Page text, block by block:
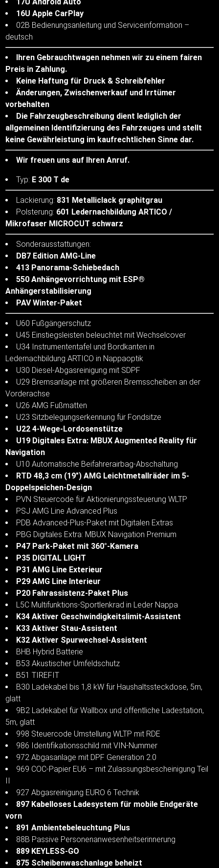
16U Apple CarPlay
02B Bedienungsanleitung und Serviceinformation –
deutsch
Ihren Gebrauchtwagen nehmen wir zu einem fairen
Preis in Zahlung.
Keine Haftung für Druck & Schreibfehler
Änderungen, Zwischenverkauf und Irrtümer
vorbehalten
Die Fahrzeugbeschreibung dient lediglich der
allgemeinen Identifizierung des Fahrzeuges und stellt
keine Gewährleistung im kaufrechtlichen Sinne dar.
Wir freuen uns auf Ihren Anruf.
Typ: E 300 T de
Lackierung: 831 Metalliclack graphitgrau
Polsterung: 601 Ledernachbildung ARTICO /
Mikrofaser MICROCUT schwarz
Sonderausstattungen:
DB7 Edition AMG-Line
413 Panorama-Schiebedach
550 Anhängevorrichtung mit ESP®
Anhängerstabilisierung
PAV Winter-Paket
U60 Fußgängerschutz
U45 Einstiegsleisten beleuchtet mit Wechselcover
U34 Instrumententafel und Bordkanten in
Ledernachbildung ARTICO in Nappaoptik
U30 Diesel-Abgasreinigung mit SDPF
U29 Bremsanlage mit größeren Bremsscheiben an der
Vorderachse
U26 AMG Fußmatten
U23 Sitzbelegungserkennung für Fondsitze
U22 4-Wege-Lordosenstütze
U19 Digitales Extra: MBUX Augmented Reality für
Navigation
U10 Automatische Beifahrerairbag-Abschaltung
RTD 48,3 cm (19") AMG Leichtmetallräder im 5-
Doppelspeichen-Design
PVN Steuercode für Aktionierungssteuerung WLTP
PSJ AMG Line Advanced Plus
PDB Advanced-Plus-Paket mit Digitalen Extras
PBG Digitales Extra: MBUX Navigation Premium
P47 Park-Paket mit 360°-Kamera
P35 DIGITAL LIGHT
P31 AMG Line Exterieur
P29 AMG Line Interieur
P20 Fahrassistenz-Paket Plus
L5C Multifunktions-Sportlenkrad in Leder Nappa
K34 Aktiver Geschwindigkeitslimit-Assistent
K33 Aktiver Stau-Assistent
K32 Aktiver Spurwechsel-Assistent
BHB Hybrid Batterie
B53 Akustischer Umfeldschutz
B51 TIREFIT
B30 Ladekabel bis 1,8 kW für Haushaltssteckdose, 5m,
glatt
9B2 Ladekabel für Wallbox und öffentliche Ladestation,
5m, glatt
998 Steuercode Umstellung WLTP mit RDE
986 Identifikationsschild mit VIN-Nummer
972 Abgasanlage mit DPF Generation 2.0
969 COC-Papier EU6 – mit Zulassungsbescheinigung Teil
II
927 Abgasreinigung EURO 6 Technik
897 Kabelloses Ladesystem für mobile Endgeräte
vorn
891 Ambientebeleuchtung Plus
88B Passive Personenanwesenheitserinnerung
889 KEYLESS-GO
875 Scheibenwaschanlage beheizt